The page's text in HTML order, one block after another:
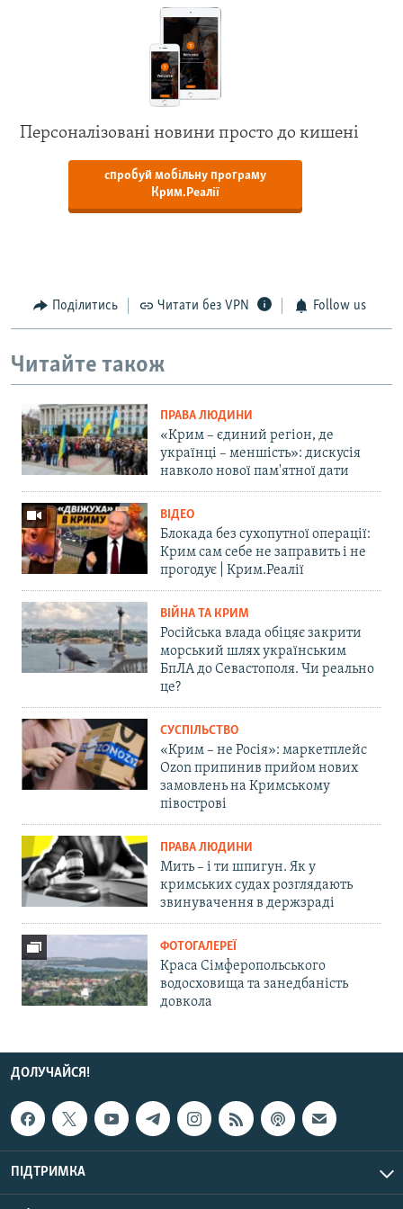
Персоналізовані новини просто до кишені
спробуй мобільну програму
Крим.Реалії
Поділитись Читати без VPN Follow us
Читайте також
ПРАВА ЛЮДИНИ
«Крим – єдиний регіон, де
українці – меншість»: дискусія
навколо нової пам'ятної дати
ВІДЕО
Блокада без сухопутної операції:
Крим сам себе не заправить і не
прогодує | Крим.Реалії
ВІЙНА ТА КРИМ
Російська влада обіцяє закрити
морський шлях українським
БпЛА до Севастополя. Чи реально
це?
СУСПІЛЬСТВО
«Крим – не Росія»: маркетплейс
Ozon припинив прийом нових
замовлень на Кримському
півострові
ПРАВА ЛЮДИНИ
Мить – і ти шпигун. Як у
кримських судах розглядають
звинувачення в держзраді
ФОТОГАЛЕРЕЇ
Краса Сімферопольського
водосховища та занедбаність
довкола
ДОЛУЧАЙСЯ!
ПІДТРИМКА